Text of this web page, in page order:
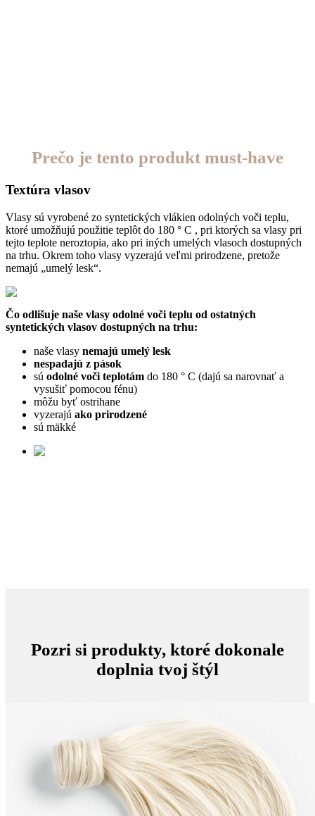
Prečo je tento produkt must-have
Textúra vlasov
Vlasy sú vyrobené zo syntetických vlákien odolných voči teplu,
ktoré umožňujú použitie teplôt do 180 ° C , pri ktorých sa vlasy pri
tejto teplote neroztopia, ako pri iných umelých vlasoch dostupných
na trhu. Okrem toho vlasy vyzerajú veľmi prirodzene, pretože
nemajú „umelý lesk“.
Čo odlišuje naše vlasy odolné voči teplu od ostatných
syntetických vlasov dostupných na trhu:
naše vlasy nemajú umelý lesk
nespadajú z pások
sú odolné voči teplotám do 180 ° C (dajú sa narovnať a
vysušiť pomocou fénu)
môžu byť ostrihane
vyzerajú ako prirodzené
sú mäkké
Pozri si produkty, ktoré dokonale
doplnia tvoj štýl